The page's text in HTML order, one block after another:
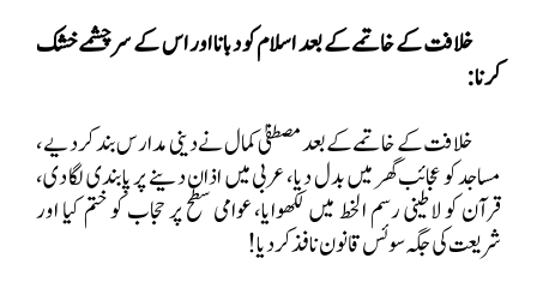
خلافت کے خاتمے کے بعد اسلام کو دبانا اور اس کے سرچشمے خشک
کرنا:
خلافت کے خاتمے کے بعد مصطفیٰ کمال نے دینی مدارس بند کر دیے،
مساجد کو عجائب گھر میں بدل دیا، عربی میں اذان دینے پر پابندی لگا دی،
قرآن کو لاطینی رسم الخط میں لکھوایا، عوامی سطح پر حجاب کو ختم کیا اور
شریعت کی جگہ سوئس قانون نافذ کر دیا!